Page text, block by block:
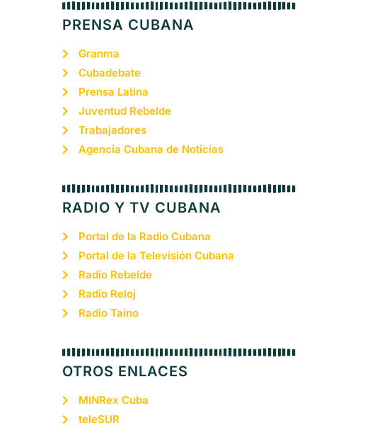
PRENSA CUBANA
Granma
Cubadebate
Prensa Latina
Juventud Rebelde
Trabajadores
Agencia Cubana de Noticias
RADIO Y TV CUBANA
Portal de la Radio Cubana
Portal de la Televisión Cubana
Radio Rebelde
Radio Reloj
Radio Taíno
OTROS ENLACES
MINRex Cuba
teleSUR